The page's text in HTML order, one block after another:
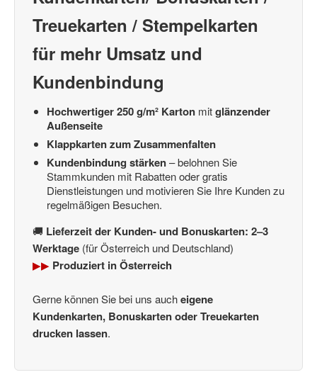
Treuekarten / Stempelkarten
für mehr Umsatz und
Kundenbindung
Hochwertiger 250 g/m² Karton mitglänzender
Außenseite
Klappkarten zum Zusammenfalten
Kundenbindung stärken– belohnen Sie
Stammkunden mit Rabatten oder gratis
Dienstleistungen und motivieren Sie Ihre Kunden zu
regelmäßigen Besuchen.
🚚 Lieferzeit der Kunden- und Bonuskarten: 2–3
Werktage (für Österreich und Deutschland)
▶▶ Produziert in Österreich
Gerne können Sie bei uns aucheigene
Kundenkarten, Bonuskarten oder Treuekarten
drucken lassen.